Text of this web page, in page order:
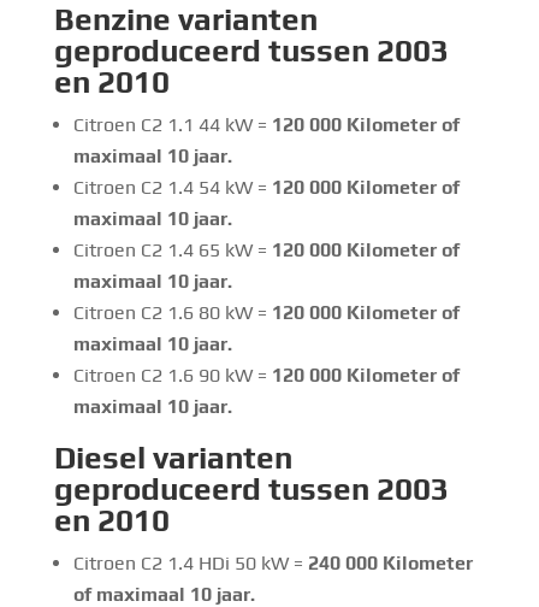
Benzine varianten
geproduceerd tussen 2003
en 2010
Citroen C2 1.1 44 kW = 120 000Kilometer of
maximaal 10 jaar.
Citroen C2 1.4 54 kW = 120 000Kilometer of
maximaal 10 jaar.
Citroen C2 1.4 65 kW = 120 000Kilometer of
maximaal 10 jaar.
Citroen C2 1.6 80 kW = 120 000 Kilometer of
maximaal 10 jaar.
Citroen C2 1.6 90 kW = 120 000 Kilometer of
maximaal 10 jaar.
Diesel varianten
geproduceerd tussen 2003
en 2010
Citroen C2 1.4 HDi 50 kW = 240 000 Kilometer
of maximaal 10 jaar.